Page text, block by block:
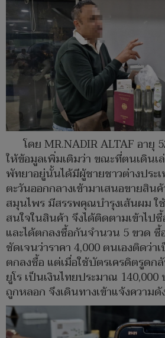
โดย MR.NADIR ALTAF อายุ
ให้ข้อมูลเพิ่มเติมว่า ขณะที่ตนเดินเ
พัทยาอยู่นั้นได้มีผู้ชายชาวต่างประ
ตะวันออกกลางเข้ามาเสนอขายสิ
สมุนไพร มีสรรพคุณบำรุงเส้นผม ใ
สนใจในสินค้า จึงได้ติดตามเข้าไป
และได้ตกลงซื้อกันจำนวน 5 ขวด
ชัดเจนว่าราคา 4,000 ตนเองติดว่า
ตกลงซื้อ แต่เมื่อใช้บัตรเครดิตรูดก
ยูโร เป็นเงินไทยประมาณ
ถูกหลอก จึงเดินทางเข้าแจ้งความดั